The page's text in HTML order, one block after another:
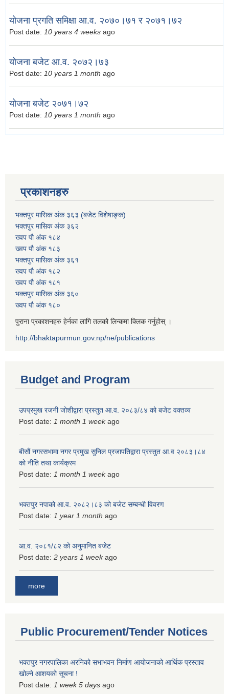
योजना प्रगति समिक्षा आ.व. २०७०।७१ र २०७१।७२
Post date: 10 years 4 weeks ago
योजना बजेट आ.व. २०७२।७३
Post date: 10 years 1 month ago
योजना बजेट २०७१।७२
Post date: 10 years 1 month ago
प्रकाशनहरु
भक्तपुर मासिक अंक ३६३ (बजेट विशेषाङ्क)
भक्तपुर मासिक अंक ३६२
ख्वप पौ अंक १८४
ख्वप पौ अंक १८३
भक्तपुर मासिक अंक ३६१
ख्वप पौ अंक १८२
ख्वप पौ अंक १८१
भक्तपुर मासिक अंक ३६०
ख्वप पौ अंक १८०
पुराना प्रकाशनहरु हेर्नका लागि तलको लिन्कमा क्लिक गर्नुहोस् ।
http://bhaktapurmun.gov.np/ne/publications
Budget and Program
उपप्रमुख रजनी जोशीद्वारा प्रस्तुत आ.व. २०८३/८४ को बजेट वक्तव्य
Post date: 1 month 1 weekago
बीसौं नगरसभामा नगर प्रमुख सुनिल प्रजापतिद्वारा प्रस्तुत आ.व‍ २०८३।८४
को नीति तथा कार्यक्रम
Post date: 1 month 1 weekago
भक्तपुर नपाको आ.व. २०८२।८३ को बजेट सम्बन्धी विवरण
Post date: 1 year 1 month ago
आ.व. २०८१/८२ को अनुमानित बजेट
Post date: 2 years 1 weekago
more
Public Procurement/Tender Notices
भक्तपुर नगरपालिका अरनिको सभाभवन निर्माण आयोजनाको आर्थिक प्रस्ताव
खोल्ने आशयको सूचना !
Post date: 1 week 5 days ago